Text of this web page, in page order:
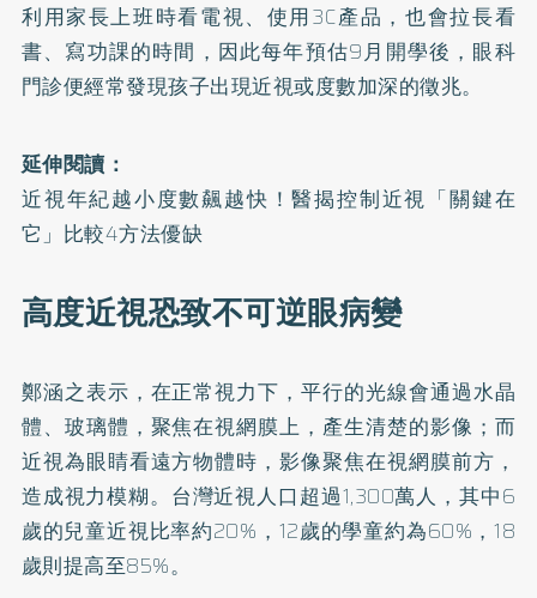
利用家長上班時看電視、使用3C產品，也會拉長看
書、寫功課的時間，因此每年預估9月開學後，眼科
門診便經常發現孩子出現近視或度數加深的徵兆。
延伸閱讀：
近視年紀越小度數飆越快！醫揭控制近視「關鍵在
它」比較4方法優缺
高度近視恐致不可逆眼病變
鄭涵之表示，在正常視力下，平行的光線會通過水晶
體、玻璃體，聚焦在視網膜上，產生清楚的影像；而
近視為眼睛看遠方物體時，影像聚焦在視網膜前方，
造成視力模糊。台灣近視人口超過1,300萬人，其中6
歲的兒童近視比率約20%，12歲的學童約為60%，18
歲則提高至85%。